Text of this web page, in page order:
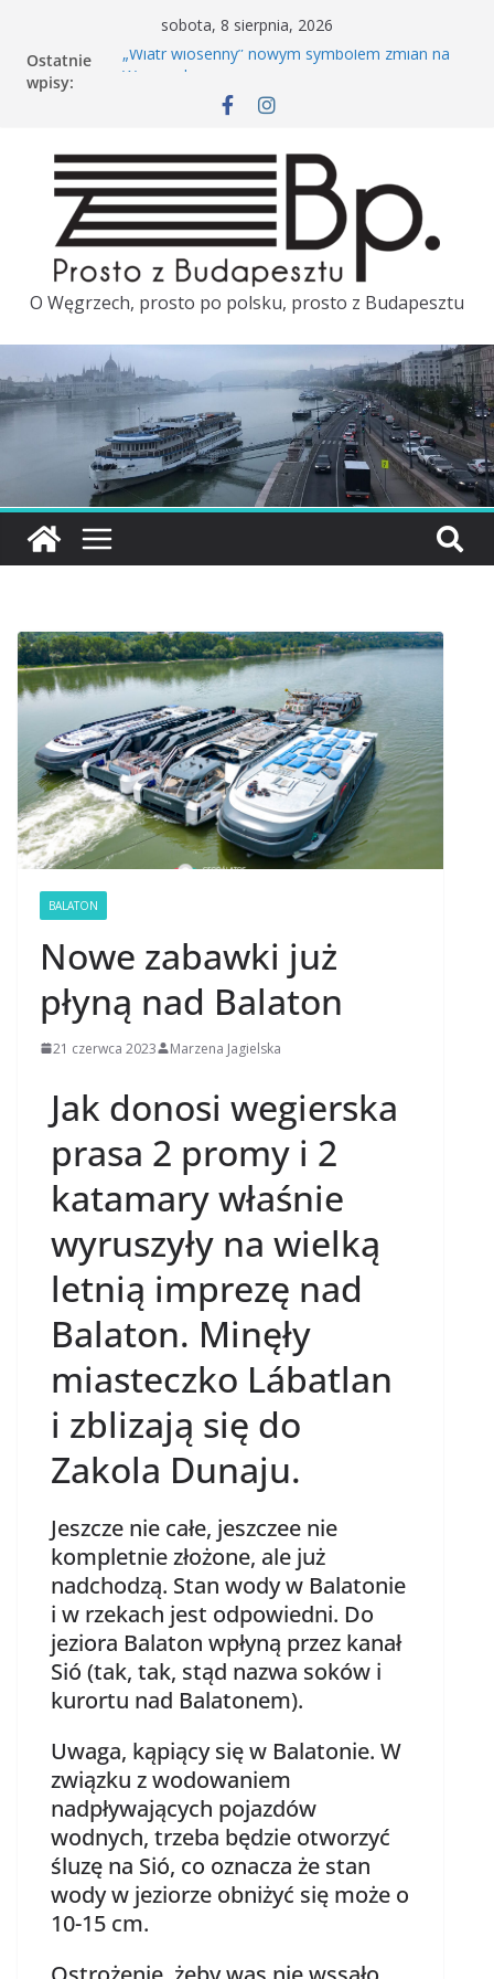
sobota, 8 sierpnia, 2026
Ostatnie
wpisy:
„Wiatr wiosenny” nowym symbolem zmian na
Rowerem po Budapeszcie. Kiedy wróci Bubi?
porównał polską i węgierską kolej
Tuż przed wizytą Pétera Magyara w Polsce
ambasador Węgier zostaje odwołany
Majówka w Budapeszcie. TOP 3
O Węgrzech, prosto po polsku, prosto z Budapesztu
BALATON
Nowe zabawki już
płyną nad Balaton
21 czerwca 2023 Marzena Jagielska
Jak donosi wegierska
prasa 2 promy i 2
katamary właśnie
wyruszyły na wielką
letnią imprezę nad
Balaton. Minęły
miasteczko Lábatlan
i zblizają się do
Zakola Dunaju.
Jeszcze nie całe, jeszczee nie
kompletnie złożone, ale już
nadchodzą. Stan wody w Balatonie
i w rzekach jest odpowiedni. Do
jeziora Balaton wpłyną przez kanał
Sió (tak, tak, stąd nazwa soków i
kurortu nad Balatonem).
Uwaga, kąpiący się w Balatonie. W
związku z wodowaniem
nadpływających pojazdów
wodnych, trzeba będzie otworzyć
śluzę na Sió, co oznacza że stan
wody w jeziorze obniżyć się może o
10-15 cm.